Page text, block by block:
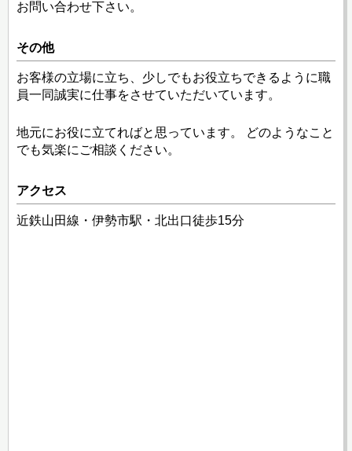
お問い合わせ下さい。
その他
お客様の立場に立ち、少しでもお役立ちできるように職
員一同誠実に仕事をさせていただいています。
地元にお役に立てればと思っています。 どのようなこと
でも気楽にご相談ください。
アクセス
近鉄山田線・伊勢市駅・北出口徒歩15分